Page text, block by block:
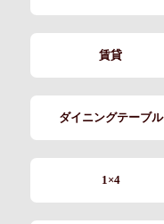
賃貸
ダイニングテーブル
1×4